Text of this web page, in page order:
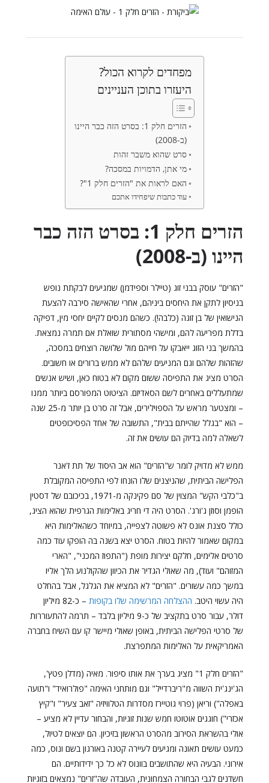
מפחדים לקרוא הכול?
היעזרו בתוכן העניינים
הזרים חלק 1: בסרט הזה כבר היינו
(ב-2008)
סרט שהוא משבר זהות
מי אתן, הדמויות במסכה?
האם לראות את "הזרים חלק 1"?
עוד כתבות שיפחידו אתכם
הזרים חלק 1: בסרט הזה כבר
היינו (ב-2008)
"הזרים" עוסק בבני זוג (טיילר וספידמן) שמגיעים לבקתת נופש
בניסיון לתקן את היחסים ביניהם, אחרי שהאישה סירבה להצעת
הנישואין של בן זוגה (כלבה!). כשהם מנסים לקיים יחסי מין, דפיקה
בדלת מפריעה להם, ומישהי מסתורית שואלת אם תמרה נמצאת.
בהמשך בני הזוג ייאבקו על חייהם מול שלושה רוצחים במסכה,
שהזהות שלהם וגם המניעים שלהם לא ממש ברורים או חשובים.
הסרט מציג את התפיסה ששום מקום לא בטוח כאן, ושיש אנשים
שמתעללים באחרים לשם הסאדיזם. הציטוט המפורסם ביותר ממנו
– ומצטער מראש על הספוילירים, אבל זה סרט בן יותר מ-25 שנה
– הוא "בגלל שהייתם בבית", התשובה של אחד הפסיכופטים
לשאלה למה בדיוק הם עושים את זה.
ממש לא מדויק לומר ש"הזרים" הוא אב היסוד של תת ז'אנר
הפלישה הביתית, שהניצנים שלו הונחו לפי התפיסה המקובלת
ב"כלבי הקש" המצוין של סם פקינקה מ-1971, בכיכובם של דסטין
הופמן וסוזן ג'ורג'. הסרט היה די חריג באלימות הגרפית שהוא הציג,
כולל סצנת אונס לא פשוטה לצפייה, במיוחד כשהאלימות היא
במקום שאמור להיות בטוח. הסרט יצא בשנה בה הופקו עוד כמה
סרטים אלימים, חלקם יצירות מופת ("התפוז המכני", "הארי
המזוהם" ועוד), מה שאולי הגדיר את הכיוון שהקולנוע הלך אליו
במשך כמה עשורים. "הזרים" לא המציא את הגלגל, אבל בהחלט
היה עשוי היטב. ההצלחה המרשימה שלו בקופות
– כ-82 מיליון
דולר, עבור סרט בתקציב של כ-9 מיליון בלבד – תרמה להתעוררות
של סרטי הפלישה הביתית, באופן שאולי מיישר קו עם השיח בחברה
האמריקאית על האלימות המתפרצת.
"הזרים חלק 1" מציג בערך את אותו סיפור. מאיה (מדלן פטץ',
הג'ינג'ית השווה מ"ריברדייל" וגם מותחני האימה "פולרואיד" ו"תועה
באפלה") וריאן (פרוי גוטיירז מסדרות הטלוויזיה "זאב צעיר" ו"קיץ
אכזרי") חוגגים אוטוטו חמש שנות זוגיות, והבחור עדיין לא מציע –
אולי בהשראת הסירוב מהסרט הראשון בזיכיון. הם יוצאים לטיול,
כמעט עושים תאונה ומגיעים לעיירה קטנה באורגון בשם ונוס, כמה
אירוני. הבעיה היא שהתושבים בוונוס לא כל כך ידידותיים. הם
חשדנים לגבי הבחורה הצמחונית, העובדה שה"זרים" נמצאים בזוגיות